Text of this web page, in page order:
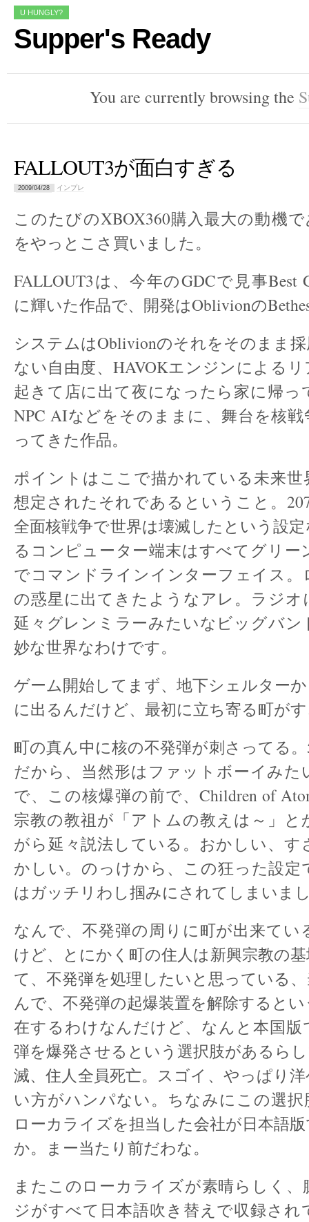
U HUNGLY?
Supper's Ready
You are currently browsing the
FALLOUT3が面白すぎる
2009/04/28 インプレ
このたびのXBOX360購入最大の動機
をやっとこさ買いました。
FALLOUT3は、今年のGDCで見事Best
に輝いた作品で、開発はOblivionの
システムはOblivionのそれをそのまま
ない自由度、HAVOKエンジンによる
起きて店に出て夜になったら家に帰っ
NPC AIなどをそのままに、舞台を核
ってきた作品。
ポイントはここで描かれている未来世
想定されたそれであるということ。
全面核戦争で世界は壊滅したという設
るコンピューター端末はすべてグリー
でコマンドラインインターフェイス。
の惑星に出てきたようなアレ。ラジオ
延々グレンミラーみたいなビッグバン
妙な世界なわけです。
ゲーム開始してまず、地下シェルター
に出るんだけど、最初に立ち寄る町が
町の真ん中に核の不発弾が刺さってる
だから、当然形はファットボーイみた
で、この核爆弾の前で、Children of
宗教の教祖が「アトムの教えは～」と
がら延々説法している。おかしい、す
かしい。のっけから、この狂った設定
はガッチリわし掴みにされてしまいま
なんで、不発弾の周りに町が出来てい
けど、とにかく町の住人は新興宗教の
て、不発弾を処理したいと思っている
んで、不発弾の起爆装置を解除すると
在するわけなんだけど、なんと本国版
弾を爆発させるという選択肢があるら
滅、住人全員死亡。スゴイ、やっぱり
い方がハンパない。ちなみにこの選択
ローカライズを担当した会社が日本語
か。まー当たり前だわな。
またこのローカライズが素晴らしく
ジがすべて日本語吹き替えで収録され